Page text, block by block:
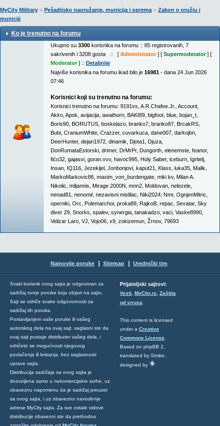
MyCity Military » Pešadijsko naoružanje, municija i oprema» Zakon o oružju i
municiji
Ko je trenutno na forumu
Ukupno su 3300 korisnika na forumu :: 85 registrovanih, 7
sakrivenih i 3208 gosta :: [ Administrator] [ Supermoderator] [
Moderator] :: Detaljnije
Najviše korisnika na forumu ikad bilo je 16981 - dana 24 Jun 2026
07:46
Korisnici koji su trenutno na forumu:
Korisnici trenutno na forumu: 9191vs A.R.Chafee.Jr. Account
Akiro Apok avijacija awathorn BAKI89 bigfoot blue bojan_t
Boris90 BORUTUS boskelazo branko7 branko87 BrcakRS
Bubi CraniumWhite Crazzer, cuvarkuca dane007 darkojbn
DeerHunter, dejan1972 dinamik Djota1 Djuza
DonRumataEstorski drimer, DrMrPr, Dungorth elenemste feanor,
fićo32 gajasvi goran.vvv, havoc995 Holy Saber, iceburn Igritelj
Insan IQ116 Jezekijel Jonbonjovi kaput21 Klass luka35 Malik
MarkoMarkovic86 maxim_von_burdengate miki kv, Milan A.
Nikolic miljannis Mirage 2000N mnn2 Moldovan nelezele
nenad81
nenomir, nezavisni mislilac Niki2024 Nmr, OgnjenMitric
operniki Orc Polemarchoi proka89 RajkoB repac Sevatar, Sky
diver 29 Snorks spalev, synergia tanakadzo vaci Vaske8990
Velizar Laro VJ Vojo06 x9 zokizemun Žrnov, 79693
Najnovije poruke Sitemap Urednički tim
Svaki korisnik ovog sajta je odgovoran za
sadržaj svoje poruke koju objavi na sajtu.
Sajt se odriče svake odgovornosti za
sadržaj tih poruka.
Postavljanjem vaše poruke ili vašeg
autorskog dela na ovaj sajt, saglasni ste da
ovaj sajt postaje distributer vašeg dela, i
odričete se mogućnosti njegovog
povlačenja ili brisanja, bez saglasnosti
uprave sajta.
Distribucija sadržaja sa ovog sajta je
dozvoljena samo u nekomercijalne svrhe, uz
obaveznu napomenu da je sadržaj preuzet
sa ovog sajta, i uz obavezno navođenje
adrese MyCity sajta. Za sve ostale vidove
distribucije obavezni ste da prethodno
Prijateljski sajtovi:
Vesti, MyCity.rs, Zaštita
od virusa
This content is licensed
under a Creative
Commons License
Based on phpBB 2,
translated by Simke,
designed by